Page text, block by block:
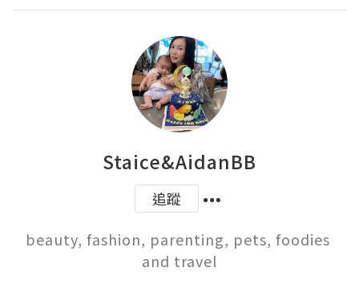
Staice&AidanBB
追蹤
beauty, fashion, parenting, pets, foodies
and travel